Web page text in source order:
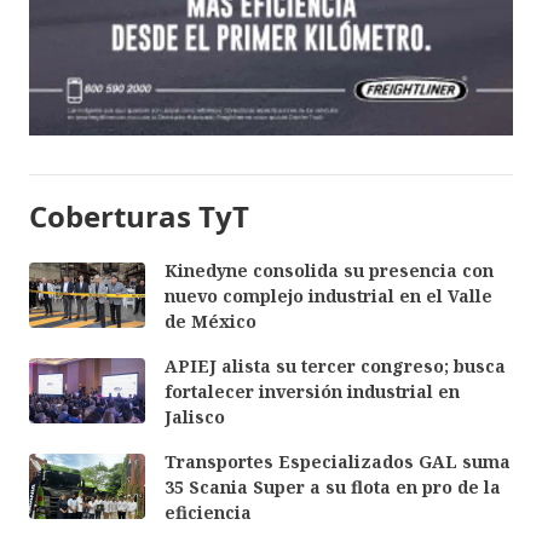
Coberturas TyT
Kinedyne consolida su presencia con
nuevo complejo industrial en el Valle
de México
APIEJ alista su tercer congreso; busca
fortalecer inversión industrial en
Jalisco
Transportes Especializados GAL suma
35 Scania Super a su flota en pro de la
eficiencia